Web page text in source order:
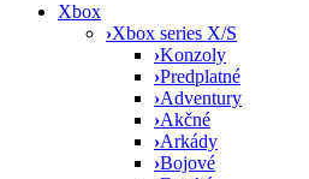
Xbox
›Xbox series X/S
›Konzoly
›Predplatné
›Adventury
›Akčné
›Arkády
›Bojové